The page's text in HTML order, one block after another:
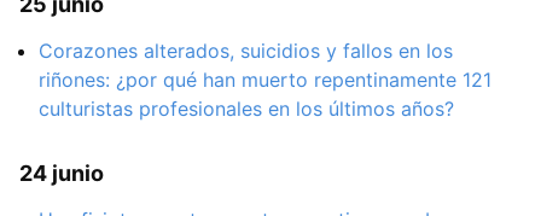
Corazones alterados, suicidios y fallos en los
riñones: ¿por qué han muerto repentinamente 121
culturistas profesionales en los últimos años?
24 junio